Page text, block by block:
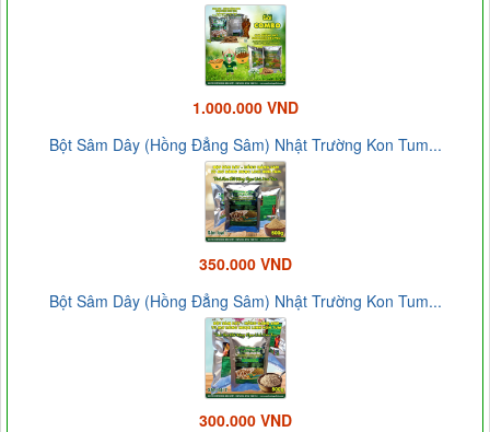
1.000.000 VND
Bột Sâm Dây (Hồng Đẳng Sâm) Nhật Trường Kon Tum...
350.000 VND
Bột Sâm Dây (Hồng Đẳng Sâm) Nhật Trường Kon Tum...
300.000 VND